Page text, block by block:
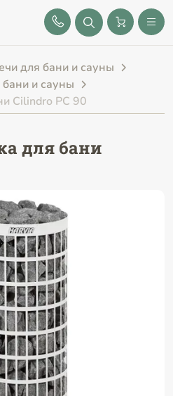
8 (843) 212-25-32
для бани и сауны
и сауны
Cilindro PC 90
для бани